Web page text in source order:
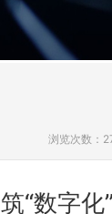
浏览次数：
“数字